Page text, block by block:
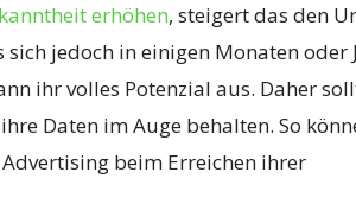
erhöhen, steigert das den
jedoch in einigen Monaten oder
ihr volles Potenzial aus. Daher
Daten im Auge behalten. So
beim Erreichen ihrer